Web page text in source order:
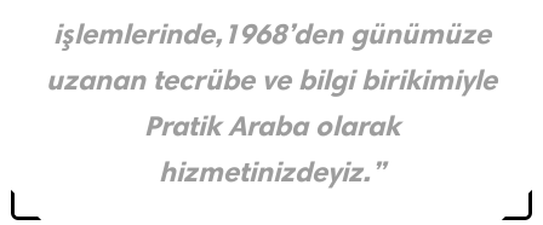
işlemlerinde,1968’den günümüze
uzanan tecrübe ve bilgi birikimiyle
Pratik Araba olarak
hizmetinizdeyiz.”